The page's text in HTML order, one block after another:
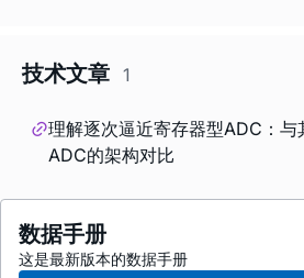
技术文章 1
理解逐次逼近寄存器型ADC：与
ADC的架构对比
数据手册
这是最新版本的数据手册